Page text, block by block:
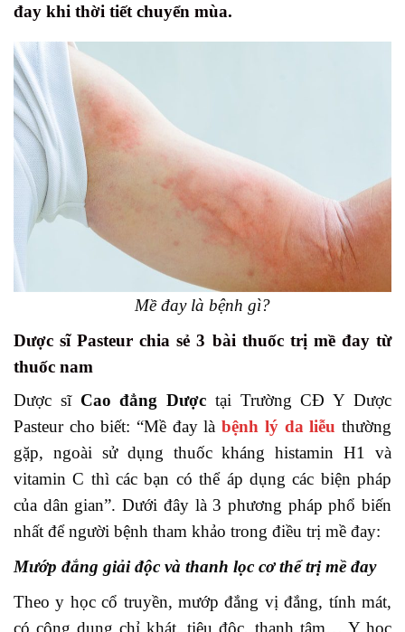
đay khi thời tiết chuyển mùa.
Mề đay là bệnh gì?
Dược sĩ Pasteur chia sẻ 3 bài thuốc trị mề đay từ
thuốc nam
Dược sĩ Cao đẳng Dược tại Trường CĐ Y Dược
Pasteur cho biết: “Mề đay làbệnh lý da liễu thường
gặp, ngoài sử dụng thuốc kháng histamin H1 và
vitamin C thì các bạn có thể áp dụng các biện pháp
của dân gian”. Dưới đây là 3 phương pháp phổ biến
nhất để người bệnh tham khảo trong điều trị mề đay:
Mướp đắng giải độc và thanh lọc cơ thể trị mề đay
Theo y học cổ truyền, mướp đắng vị đắng, tính mát,
có công dụng chỉ khát, tiêu độc, thanh tâm… Y học